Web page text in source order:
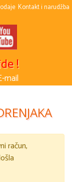
Kontakt i narudžba
!
mail
račun,